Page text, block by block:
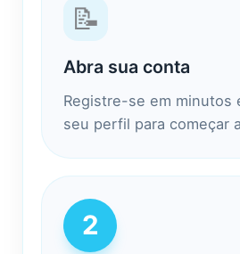
📝
Abra sua conta
Registre-se em minutos
seu perfil para começar
2